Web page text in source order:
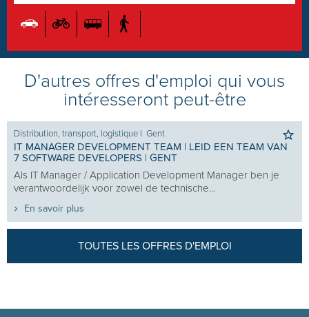
D'autres offres d'emploi qui vous
intéresseront peut-être
Distribution, transport, logistique I Gent
IT MANAGER DEVELOPMENT TEAM | LEID EEN TEAM VAN
7 SOFTWARE DEVELOPERS | GENT
Als IT Manager / Application Development Manager ben je
verantwoordelijk voor zowel de technische...
En savoir plus
TOUTES LES OFFRES D'EMPLOI